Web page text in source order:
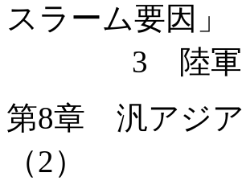
スラーム要因」
3 陸軍部内
第8章 汎アジア
（2）